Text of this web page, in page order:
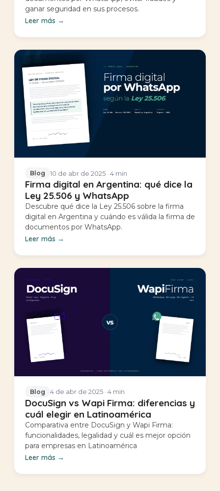
ganar seguridad en sus procesos.
Leer más →
Blog 10 de abr de 2025 · 4 min
Firma digital en Argentina: qué dice la
Ley 25.506 y WhatsApp
Descubre qué dice la Ley 25.506 sobre la firma
digital en Argentina y cuándo es válida la firma de
documentos por WhatsApp.
Leer más →
Blog 4 de abr de 2025 · 4 min
DocuSign vs Wapi Firma: diferencias y
cuál elegir en Latinoamérica
Comparativa entre DocuSign y Wapi Firma:
funcionalidades, legalidad y cuál es mejor opción
para empresas en Latinoamérica
Leer más →